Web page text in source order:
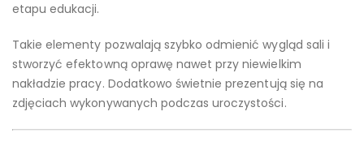
etapu edukacji.
Takie elementy pozwalają szybko odmienić wygląd sali i
stworzyć efektowną oprawę nawet przy niewielkim
nakładzie pracy. Dodatkowo świetnie prezentują się na
zdjęciach wykonywanych podczas uroczystości.